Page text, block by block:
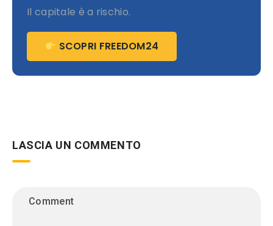
Il capitale è a rischio.
SCOPRI FREEDOM24
LASCIA UN COMMENTO